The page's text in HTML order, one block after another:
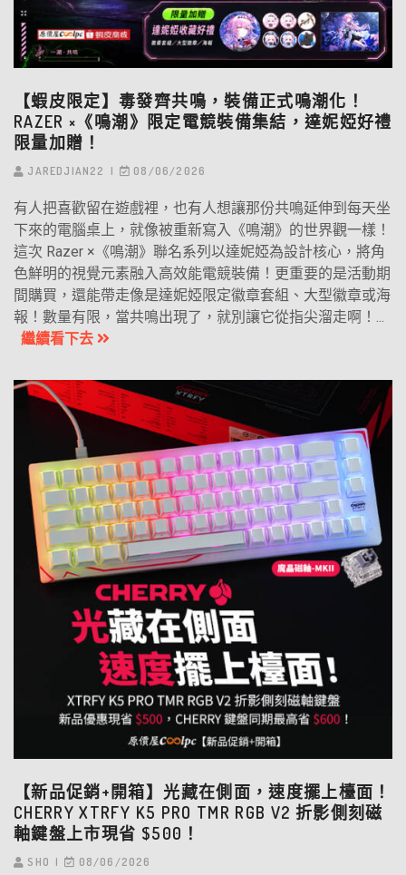
【蝦皮限定】毒發齊共鳴，裝備正式鳴潮化！
RAZER ×《鳴潮》限定電競裝備集結，達妮婭好禮
限量加贈！
JAREDJIAN22 08/06/2026
有人把喜歡留在遊戲裡，也有人想讓那份共鳴延伸到每天坐
下來的電腦桌上，就像被重新寫入《鳴潮》的世界觀一樣！
這次 Razer ×《鳴潮》聯名系列以達妮婭為設計核心，將角
色鮮明的視覺元素融入高效能電競裝備！更重要的是活動期
間購買，還能帶走像是達妮婭限定徽章套組、大型徽章或海
報！數量有限，當共鳴出現了，就別讓它從指尖溜走啊！...
繼續看下去
【新品促銷+開箱】光藏在側面，速度擺上檯面！
CHERRY XTRFY K5 PRO TMR RGB V2 折影側刻磁
軸鍵盤上市現省 $500！
SHO 08/06/2026